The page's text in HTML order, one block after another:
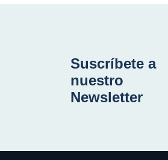
Suscríbete a
nuestro
Newsletter